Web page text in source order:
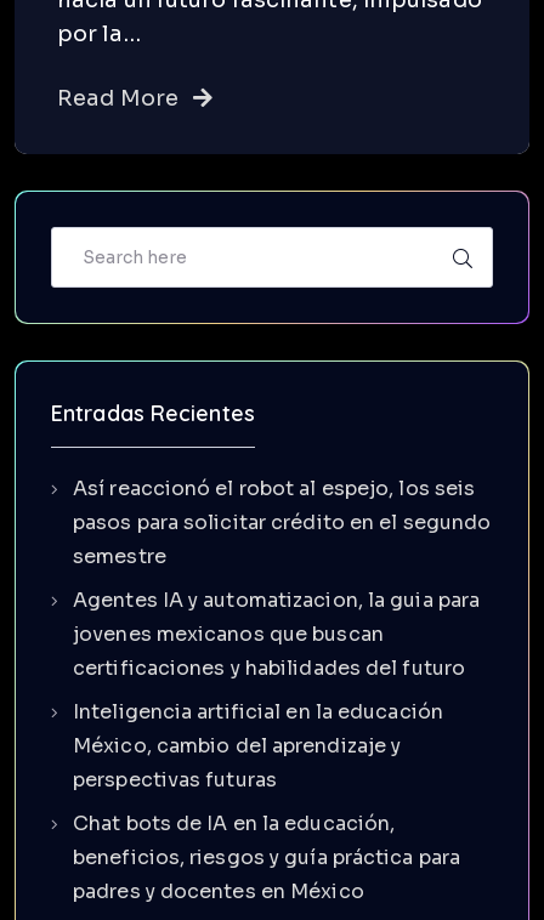
por la…
Read More
Entradas Recientes
Así reaccionó el robot al espejo, los seis
pasos para solicitar crédito en el segundo
semestre
Agentes IA y automatizacion, la guia para
jovenes mexicanos que buscan
certificaciones y habilidades del futuro
Inteligencia artificial en la educación
México, cambio del aprendizaje y
perspectivas futuras
Chat bots de IA en la educación,
beneficios, riesgos y guía práctica para
padres y docentes en México